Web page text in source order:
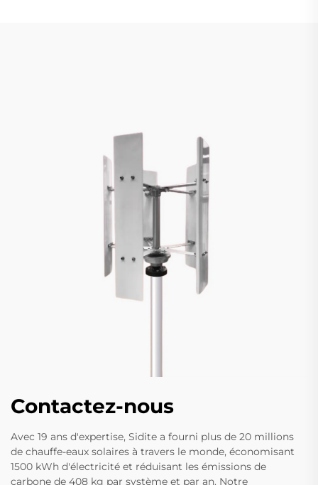
Contactez-nous
Avec 19 ans d'expertise, Sidite a fourni plus de 20 millions
de chauffe-eaux solaires à travers le monde, économisant
1500 kWh d'électricité et réduisant les émissions de
carbone de 408 kg par système et par an. Notre